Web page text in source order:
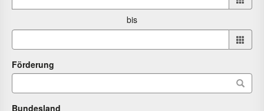
von
bis
Förderung
Bundesland